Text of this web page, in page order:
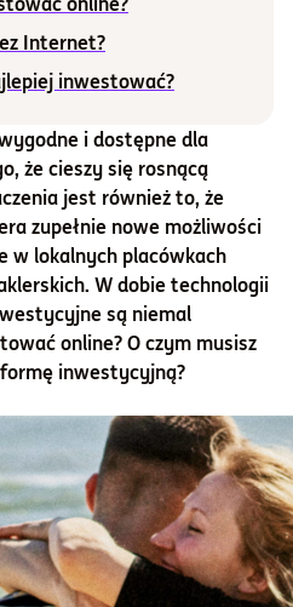
konto
i dostępne dla
że cieszy się rosnącą
jest również to, że
zupełnie nowe możliwości
w lokalnych placówkach
W dobie technologii
są niemal
online? O czym musisz
inwestycyjną?
Internet?
inwestować?